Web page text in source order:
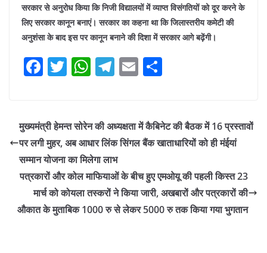
सरकार से अनुरोध किया कि निजी विद्यालयों में व्याप्त विसंगतियों को दूर करने के
लिए सरकार कानून बनाएं। सरकार का कहना था कि जिलास्तरीय कमेटी की
अनुशंसा के बाद इस पर कानून बनाने की दिशा में सरकार आगे बढ़ेंगी।
F
e
b
o
o
k
T
er
W
s
A
p
p
T
gr
a
m
E
l e
मुख्यमंत्री हेमन्त सोरेन की अध्यक्षता में कैबिनेट की बैठक में 16 प्रस्तावों
पर लगी मुहर, अब आधार लिंक सिंगल बैंक खाताधारियों को ही मंईयां
सम्मान योजना का मिलेगा लाभ
पत्रकारों और कोल माफियाओं के बीच हुए एमओयू की पहली किस्त 23
मार्च को कोयला तस्करों ने किया जारी, अखबारों और पत्रकारों की
औकात के मुताबिक 1000 रु से लेकर 5000 रु तक किया गया भुगतान